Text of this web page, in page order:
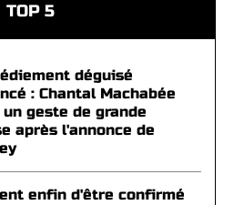
TOP 5
déguisé
: Chantal Machabée
un geste de grande
après l'annonce de
enfin d'être confirmé